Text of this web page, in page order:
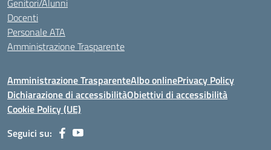
Genitori/Alunni
Docenti
Personale ATA
Amministrazione Trasparente
Amministrazione TrasparenteAlbo onlinePrivacy Policy
Dichiarazione di accessibilitàObiettivi di accessibilità
Cookie Policy (UE)
Seguici su: